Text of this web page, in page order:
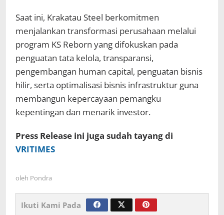
Saat ini, Krakatau Steel berkomitmen
menjalankan transformasi perusahaan melalui
program KS Reborn yang difokuskan pada
penguatan tata kelola, transparansi,
pengembangan human capital, penguatan bisnis
hilir, serta optimalisasi bisnis infrastruktur guna
membangun kepercayaan pemangku
kepentingan dan menarik investor.
Press Release ini juga sudah tayang di
VRITIMES
oleh Pondra
Ikuti Kami Pada